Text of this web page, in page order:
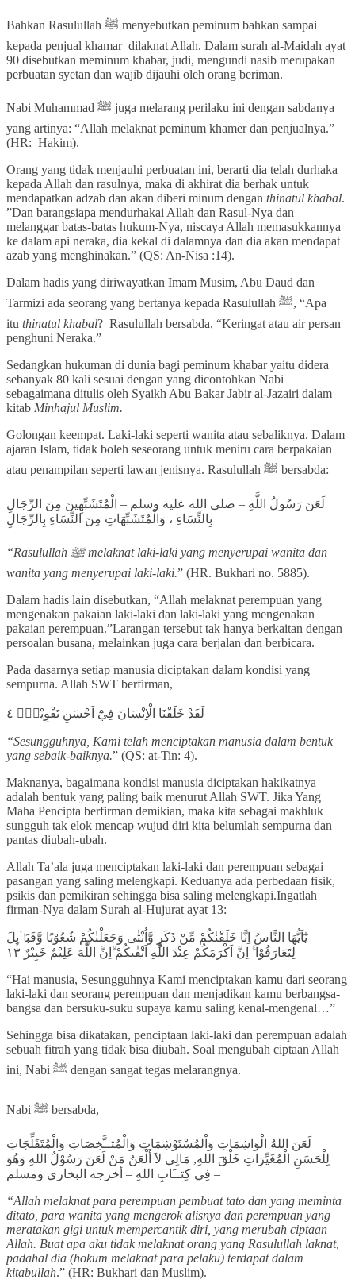
Bahkan Rasulullah ﷺ menyebutkan peminum bahkan sampai
kepada penjual khamar dilaknat Allah. Dalam surah al-Maidah ayat
90 disebutkan meminum khabar, judi, mengundi nasib merupakan
perbuatan syetan dan wajib dijauhi oleh orang beriman.
Nabi Muhammad ﷺ juga melarang perilaku ini dengan sabdanya
yang artinya: “Allah melaknat peminum khamer dan penjualnya.”
(HR: Hakim).
Orang yang tidak menjauhi perbuatan ini, berarti dia telah durhaka
kepada Allah dan rasulnya, maka di akhirat dia berhak untuk
mendapatkan adzab dan akan diberi minum dengan thinatul khabal.
”Dan barangsiapa mendurhakai Allah dan Rasul-Nya dan
melanggar batas-batas hukum-Nya, niscaya Allah memasukkannya
ke dalam api neraka, dia kekal di dalamnya dan dia akan mendapat
azab yang menghinakan.” (QS: An-Nisa :14).
Dalam hadis yang diriwayatkan Imam Musim, Abu Daud dan
Tarmizi ada seorang yang bertanya kepada Rasulullah ﷺ, “Apa
itu thinatul khabal? Rasulullah bersabda, “Keringat atau air persan
penghuni Neraka.”
Sedangkan hukuman di dunia bagi peminum khabar yaitu didera
sebanyak 80 kali sesuai dengan yang dicontohkan Nabi
sebagaimana ditulis oleh Syaikh Abu Bakar Jabir al-Jazairi dalam
kitab Minhajul Muslim.
Golongan keempat. Laki-laki seperti wanita atau sebaliknya. Dalam
ajaran Islam, tidak boleh seseorang untuk meniru cara berpakaian
atau penampilan seperti lawan jenisnya. Rasulullah ﷺ bersabda:
لَعَنَ رَسُولُ اللَّهِ – صلى الله عليه وسلم – الْمُتَشَبِّهِينَ مِنَ الرِّجَالِ
بِالنِّسَاءِ ، وَالْمُتَشَبِّهَاتِ مِنَ النِّسَاءِ بِالرِّجَالِ
“Rasulullah ﷺ melaknat laki-laki yang menyerupai wanita dan
wanita yang menyerupai laki-laki.” (HR. Bukhari no. 5885).
Dalam hadis lain disebutkan, “Allah melaknat perempuan yang
mengenakan pakaian laki-laki dan laki-laki yang mengenakan
pakaian perempuan.”Larangan tersebut tak hanya berkaitan dengan
persoalan busana, melainkan juga cara berjalan dan berbicara.
Pada dasarnya setiap manusia diciptakan dalam kondisi yang
sempurna. Allah SWT berfirman,
لَقَدْ خَلَقْنَا الْاِنْسَانَ فِيْٓ اَحْسَنِ تَقْوِيْمٍۖ ٤
“Sesungguhnya, Kami telah menciptakan manusia dalam bentuk
yang sebaik-baiknya.” (QS: at-Tin: 4).
Maknanya, bagaimana kondisi manusia diciptakan hakikatnya
adalah bentuk yang paling baik menurut Allah SWT. Jika Yang
Maha Pencipta berfirman demikian, maka kita sebagai makhluk
sungguh tak elok mencap wujud diri kita belumlah sempurna dan
pantas diubah-ubah.
Allah Ta’ala juga menciptakan laki-laki dan perempuan sebagai
pasangan yang saling melengkapi. Keduanya ada perbedaan fisik,
psikis dan pemikiran sehingga bisa saling melengkapi.Ingatlah
firman-Nya dalam Surah al-Hujurat ayat 13:
يٰٓاَيُّهَا النَّاسُ اِنَّا خَلَقْنٰكُمْ مِّنْ ذَكَرٍ وَّاُنْثٰى وَجَعَلْنٰكُمْ شُعُوْبًا وَّقَبَاۤىِٕلَ
لِتَعَارَفُوْا ۚ اِنَّ اَكْرَمَكُمْ عِنْدَ اللّٰهِ اَتْقٰىكُمْ ۗاِنَّ اللّٰهَ عَلِيْمٌ خَبِيْرٌ ١٣
“Hai manusia, Sesungguhnya Kami menciptakan kamu dari seorang
laki-laki dan seorang perempuan dan menjadikan kamu berbangsa-
bangsa dan bersuku-suku supaya kamu saling kenal-mengenal…”
Sehingga bisa dikatakan, penciptaan laki-laki dan perempuan adalah
sebuah fitrah yang tidak bisa diubah. Soal mengubah ciptaan Allah
ini, Nabi ﷺ dengan sangat tegas melarangnya.
Nabi ﷺ bersabda,
لَعَنَ اللهُ الْوَاشِمَاتِ وَاْلمُسْتَوْشِمَاتِ وَالْمُتــَّخِصَاتِ وَالْمُتَفَلِّجَاتِ
لِلْحَسَنِ الْمُغَيِّرَاتِ خَلْقَ اللهِ, مَالِي لاَ أَلْعَنُ مَنْ لَعَنَ رَسُوْلُ اللهِ وَهُوَ
فِي كِتــَابِ اللهِ – أخرجه البخاري ومسلم –
“Allah melaknat para perempuan pembuat tato dan yang meminta
ditato, para wanita yang mengerok alisnya dan perempuan yang
meratakan gigi untuk mempercantik diri, yang merubah ciptaan
Allah. Buat apa aku tidak melaknat orang yang Rasulullah laknat,
padahal dia (hokum melaknat para pelaku) terdapat dalam
kitabullah.” (HR: Bukhari dan Muslim).